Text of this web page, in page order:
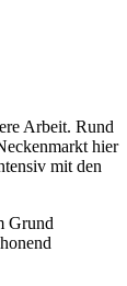
Arbeit. Rund
hier
mit den
Grund